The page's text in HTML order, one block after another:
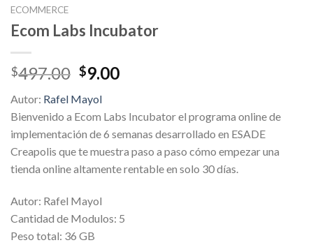
ECOMMERCE
Ecom Labs Incubator
$497.00 Original
was:
$497.00.
$9.00Current
$9.00.
Autor: Rafel Mayol
Bienvenido a Ecom Labs Incubator el programa online de
implementación de 6 semanas desarrollado en ESADE
Creapolis que te muestra paso a paso cómo empezar una
tienda online altamente rentable en solo 30 días.
Autor: Rafel Mayol
Cantidad de Modulos: 5
Peso total: 36 GB